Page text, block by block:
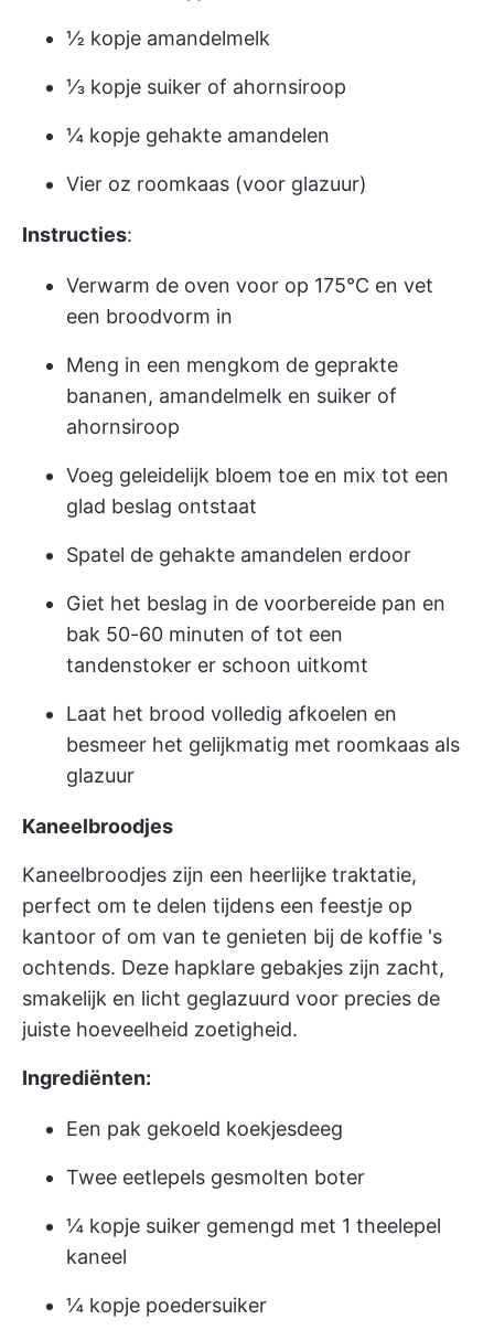
½ kopje amandelmelk
⅓ kopje suiker of ahornsiroop
¼ kopje gehakte amandelen
Vier oz roomkaas (voor glazuur)
Instructies:
Verwarm de oven voor op 175°C en vet
een broodvorm in
Meng in een mengkom de geprakte
bananen, amandelmelk en suiker of
ahornsiroop
Voeg geleidelijk bloem toe en mix tot een
glad beslag ontstaat
Spatel de gehakte amandelen erdoor
Giet het beslag in de voorbereide pan en
bak 50-60 minuten of tot een
tandenstoker er schoon uitkomt
Laat het brood volledig afkoelen en
besmeer het gelijkmatig met roomkaas als
glazuur
Kaneelbroodjes
Kaneelbroodjes zijn een heerlijke traktatie,
perfect om te delen tijdens een feestje op
kantoor of om van te genieten bij de koffie 's
ochtends. Deze hapklare gebakjes zijn zacht,
smakelijk en licht geglazuurd voor precies de
juiste hoeveelheid zoetigheid.
Ingrediënten:
Een pak gekoeld koekjesdeeg
Twee eetlepels gesmolten boter
¼ kopje suiker gemengd met 1 theelepel
kaneel
¼ kopje poedersuiker